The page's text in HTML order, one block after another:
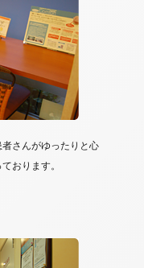
さんがゆったりと心
おります。